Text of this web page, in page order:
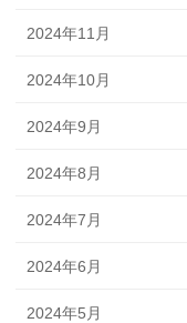
2024年11月
2024年10月
2024年9月
2024年8月
2024年7月
2024年6月
2024年5月